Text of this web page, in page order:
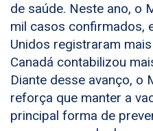
de saúde. Neste ano, o
mil casos confirmados,
Unidos registraram
Canadá contabilizou
Diante desse avanço, o
reforça que manter a
principal forma de